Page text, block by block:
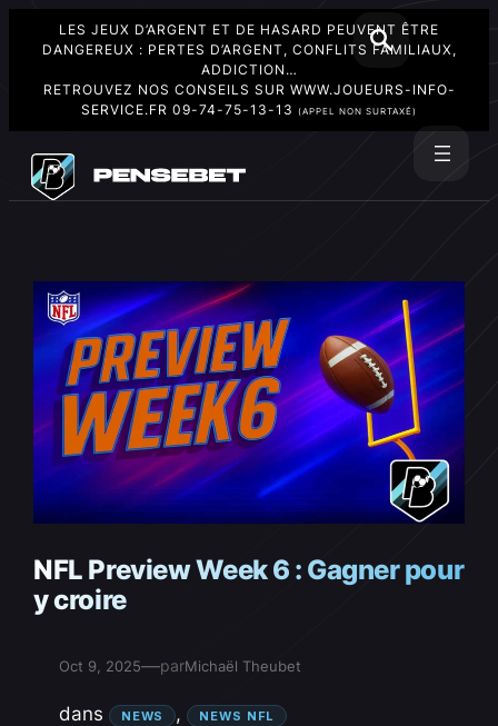
LES JEUX D’ARGENT ET DE HASARD PEUVENT ÊTRE
DANGEREUX : PERTES D’ARGENT, CONFLITS FAMILIAUX,
ADDICTION…
RETROUVEZ NOS CONSEILS SUR WWW.JOUEURS-INFO-
SERVICE.FR 09-74-75-13-13 (APPEL NON SURTAXÉ)
contenu
NFL Preview Week 6 : Gagner pour
y croire
Oct 9, 2025—parMichaël Theubet
dans NEWS , NEWS NFL